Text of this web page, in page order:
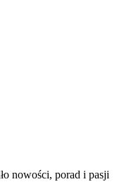
nowości, porad i pasji